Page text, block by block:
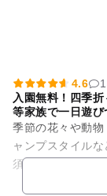
4.6
入園無料！四季
等家族で一日遊び
季節の花々や動
ャンプスタイル
須賀市にある複合型